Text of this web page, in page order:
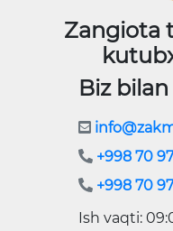
Zangiota
Biz
+998 70
+998 70
Ish vaqti: